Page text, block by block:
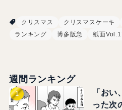
クリスマス
クリスマスケーキ
ランキング
博多阪急 紙面
週間ランキング
「お
った次